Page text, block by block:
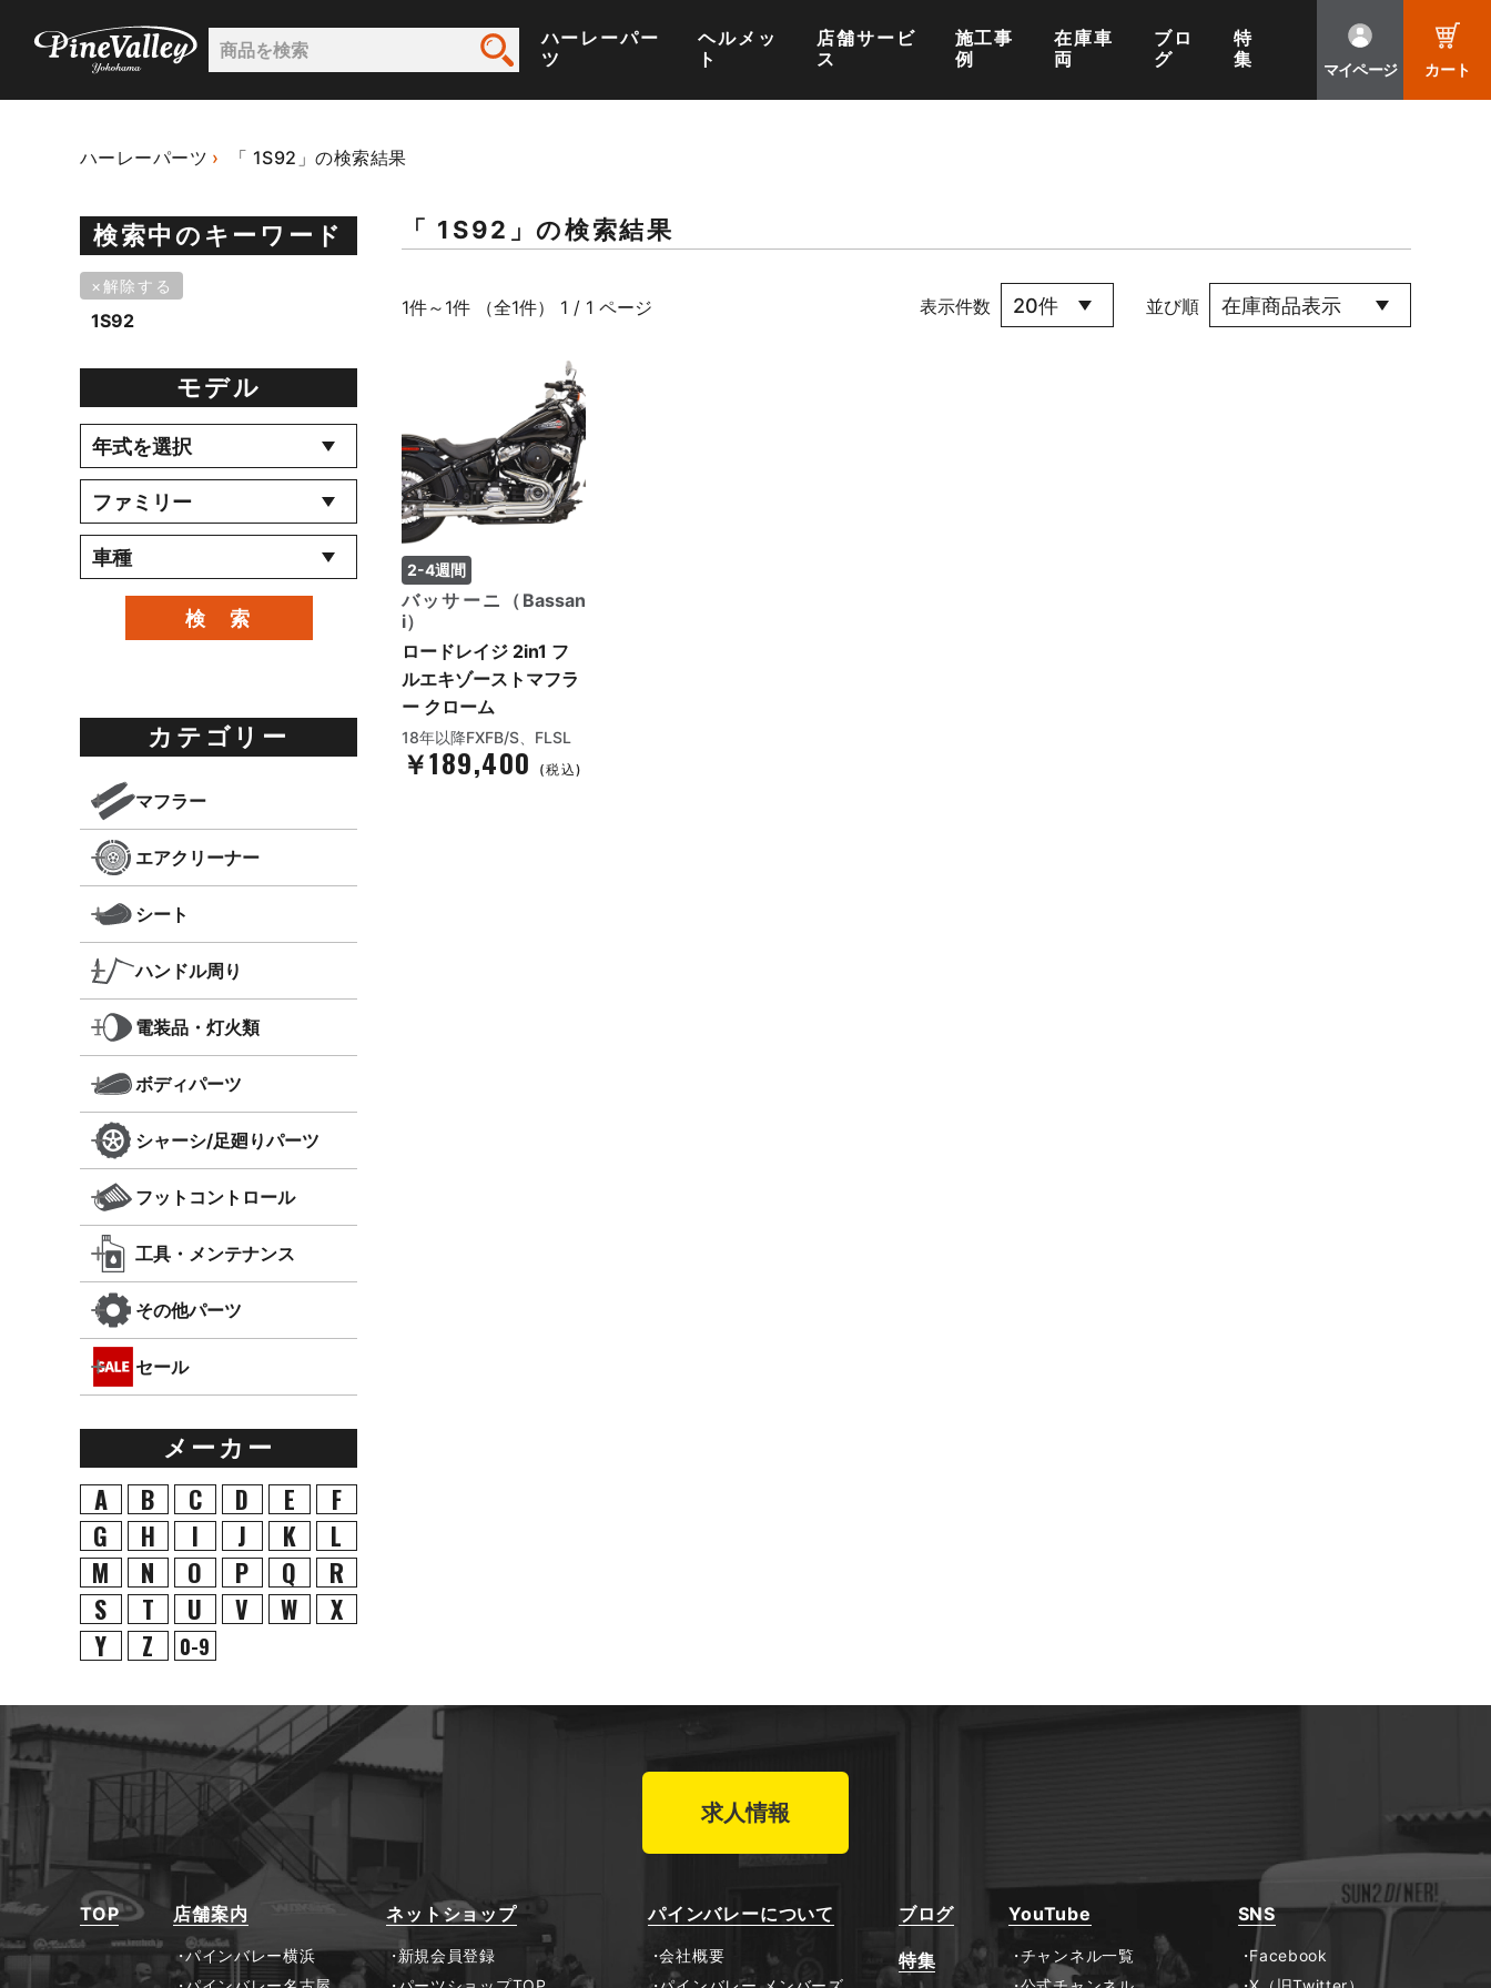
ハーレーパー
ツ
ヘルメッ
ト
店舗サービ
ス
施工事
例
在庫車
両
ブロ
グ
特
集
マイページ カート
ハーレーパーツ 「 1S92」の検索結果
検索中のキーワード
解除する
1S92
モデル
検 索
カテゴリー
マフラー
エアクリーナー
シート
ハンドル周り
電装品・灯火類
ボディパーツ
シャーシ/足廻りパーツ
フットコントロール
工具・メンテナンス
その他パーツ
セール
メーカー
A B C D E
F
G
H I J K
L
M
N O P Q
R
S
T U V W
X
Y
Z 0-9
「 1S92」の検索結果
1件～1件 （全1件） 1 / 1 ページ 表示件数 並び順
2-4週間
バッサーニ（Bassan
i）
ロードレイジ 2in1 フ
ルエキゾーストマフラ
ー クローム
18年以降FXFB/S、FLSL
￥189,400 (税込)
求人情報
TOP 店舗案内
パインバレー横浜
ネットショップ
新規会員登録
パインバレーについて
会社概要
ブログ
特集
YouTube
チャンネル一覧
SNS
Facebook